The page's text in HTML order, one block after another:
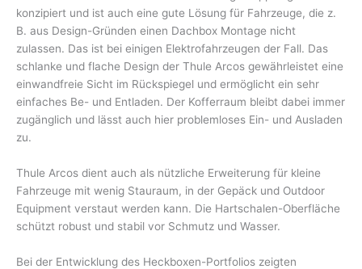
konzipiert und ist auch eine gute Lösung für Fahrzeuge, die z.
B. aus Design-Gründen einen Dachbox Montage nicht
zulassen. Das ist bei einigen Elektrofahrzeugen der Fall. Das
schlanke und flache Design der Thule Arcos gewährleistet eine
einwandfreie Sicht im Rückspiegel und ermöglicht ein sehr
einfaches Be- und Entladen. Der Kofferraum bleibt dabei immer
zugänglich und lässt auch hier problemloses Ein- und Ausladen
zu.
Thule Arcos dient auch als nützliche Erweiterung für kleine
Fahrzeuge mit wenig Stauraum, in der Gepäck und Outdoor
Equipment verstaut werden kann. Die Hartschalen-Oberfläche
schützt robust und stabil vor Schmutz und Wasser.
Bei der Entwicklung des Heckboxen-Portfolios zeigten